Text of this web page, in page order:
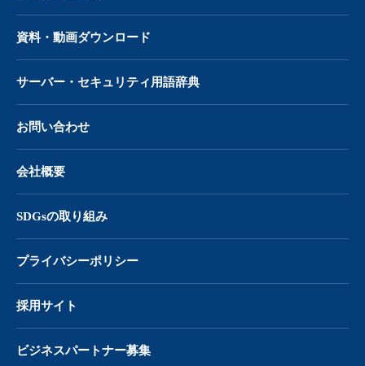
資料・動画ダウンロード
サーバー・ セキュリティ用語辞典
お問い合わせ
会社概要
SDGsの取り組み
プライバシーポリシー
採用サイト
ビジネスパートナー募集